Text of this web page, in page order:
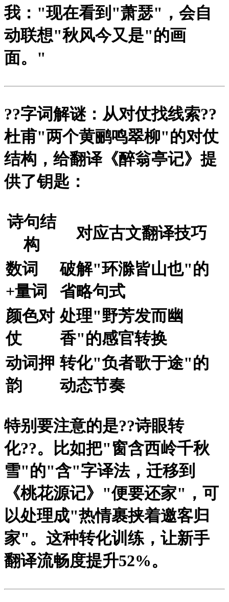
我："现在看到"萧瑟"，会自
动联想"秋风今又是"的画
面。"
??字词解谜：从对仗找线索??
杜甫"两个黄鹂鸣翠柳"的对仗
结构，给翻译《醉翁亭记》提
供了钥匙：
诗句结
构
对应古文翻译技巧
数词
+量词
破解"环滁皆山也"的
省略句式
颜色对
仗
处理"野芳发而幽
香"的感官转换
动词押
韵
转化"负者歌于途"的
动态节奏
特别要注意的是??诗眼转
化??。比如把"窗含西岭千秋
雪"的"含"字译法，迁移到
《桃花源记》"便要还家"，可
以处理成"热情裹挟着邀客归
家"。这种转化训练，让新手
翻译流畅度提升52%。